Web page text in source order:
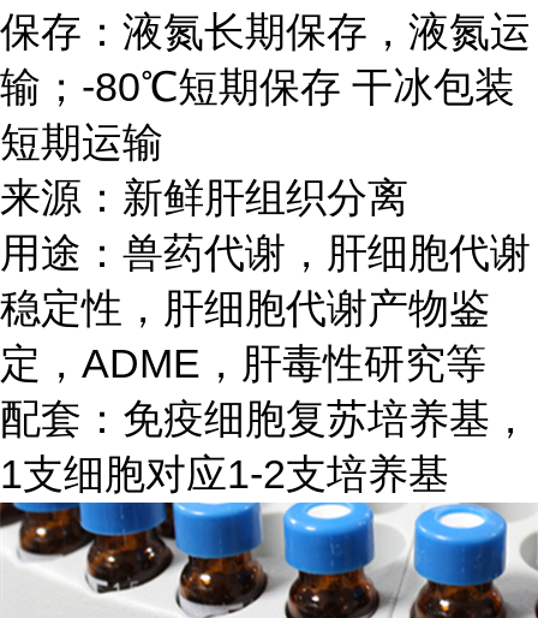
保存：液氮长期保存，液氮运
输；-80℃短期保存 干冰包装
短期运输
来源：新鲜肝组织分离
用途：兽药代谢，肝细胞代谢
稳定性，肝细胞代谢产物鉴
定，ADME，肝毒性研究等
配套：免疫细胞复苏培养基，
1支细胞对应1-2支培养基